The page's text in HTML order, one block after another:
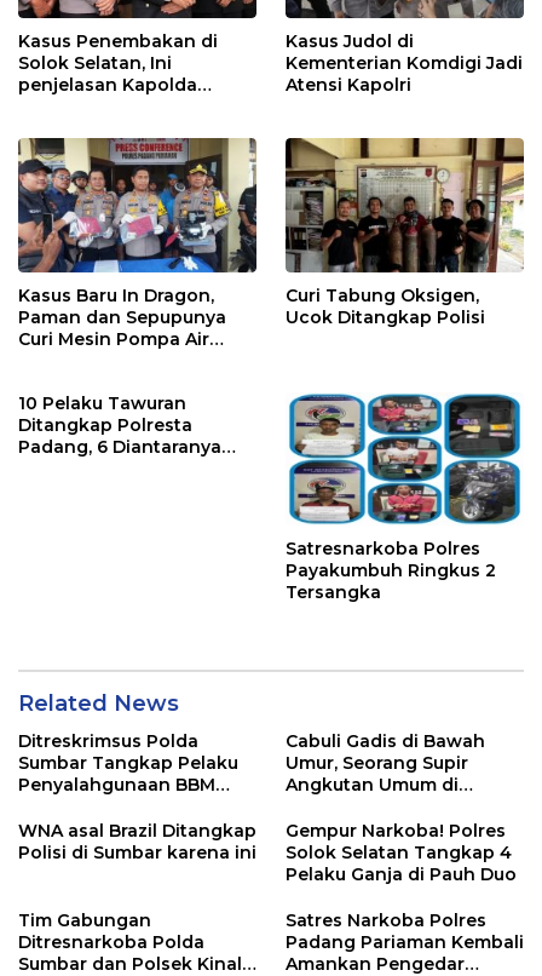
Kasus Penembakan di
Solok Selatan, Ini
penjelasan Kapolda
Kasus Judol di
Kementerian Komdigi Jadi
Atensi Kapolri
Kasus Baru In Dragon,
Paman dan Sepupunya
Curi Mesin Pompa Air
Curi Tabung Oksigen,
Ucok Ditangkap Polisi
10 Pelaku Tawuran
Ditangkap Polresta
Padang, 6 Diantaranya
Satresnarkoba Polres
Payakumbuh Ringkus 2
Tersangka
Related News
Ditreskrimsus Polda
Sumbar Tangkap Pelaku
Penyalahgunaan BBM
Cabuli Gadis di Bawah
Umur, Seorang Supir
Angkutan Umum di
Padang Panjang
WNA asal Brazil Ditangkap
Polisi di Sumbar karena ini
Gempur Narkoba! Polres
Solok Selatan Tangkap 4
Pelaku Ganja di Pauh Duo
Tim Gabungan
Ditresnarkoba Polda
Sumbar dan Polsek Kinali
Satres Narkoba Polres
Padang Pariaman Kembali
Amankan Pengedar